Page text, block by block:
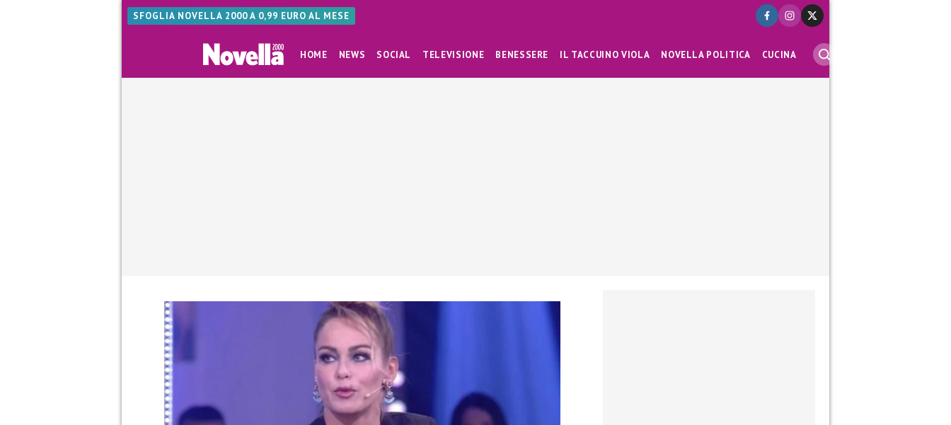
SFOGLIA NOVELLA 2000 A 0,99 EURO AL MESE
HOME NEWS SOCIAL TELEVISIONE BENESSERE IL TACCUINO VIOLA NOVELLA POLITICA CUCINA